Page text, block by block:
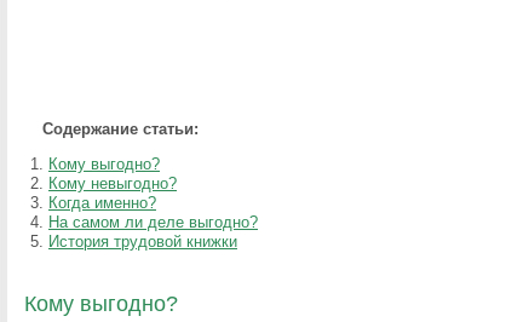
Содержание статьи:
Кому выгодно?
Кому невыгодно?
Когда именно?
На самом ли деле выгодно?
История трудовой книжки
Кому выгодно?